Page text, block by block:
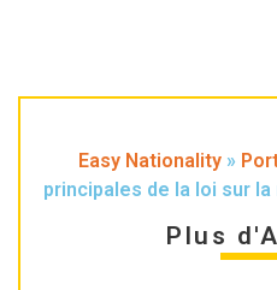
Easy Nationality »
principales de la loi sur
Plus